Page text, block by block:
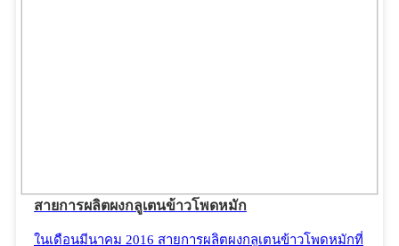
สายการผลิตผงกลูเตนข้าวโพดหมัก
ในเดือนมีนาคม 2016 สายการผลิตผงกลูเตนข้าวโพดหมักที่